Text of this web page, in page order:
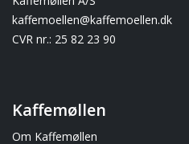
kaffemoellen@kaffemoellen.dk
CVR nr.: 25 82 23 90
Kaffemøllen
Om Kaffemøllen